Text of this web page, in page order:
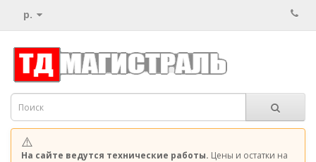
р.
⚠️
На сайте ведутся технические работы. Цены и остатки на